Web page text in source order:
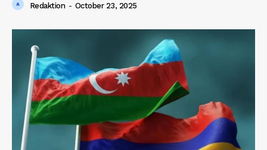
Redaktion - October 23, 2025